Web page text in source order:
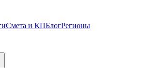
Смета и КПБлогРегионы